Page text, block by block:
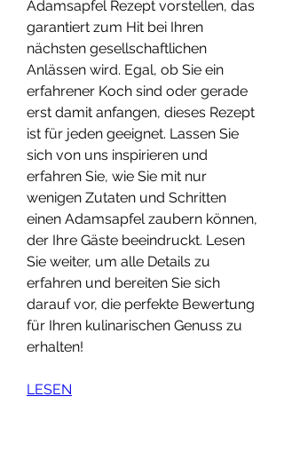
Adamsapfel Rezept vorstellen, das
garantiert zum Hit bei Ihren
nächsten gesellschaftlichen
Anlässen wird. Egal, ob Sie ein
erfahrener Koch sind oder gerade
erst damit anfangen, dieses Rezept
ist für jeden geeignet. Lassen Sie
sich von uns inspirieren und
erfahren Sie, wie Sie mit nur
wenigen Zutaten und Schritten
einen Adamsapfel zaubern können,
der Ihre Gäste beeindruckt. Lesen
Sie weiter, um alle Details zu
erfahren und bereiten Sie sich
darauf vor, die perfekte Bewertung
für Ihren kulinarischen Genuss zu
erhalten!
LESEN